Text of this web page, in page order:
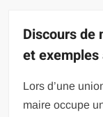
Discours de
et
Lors d’une
maire occupe